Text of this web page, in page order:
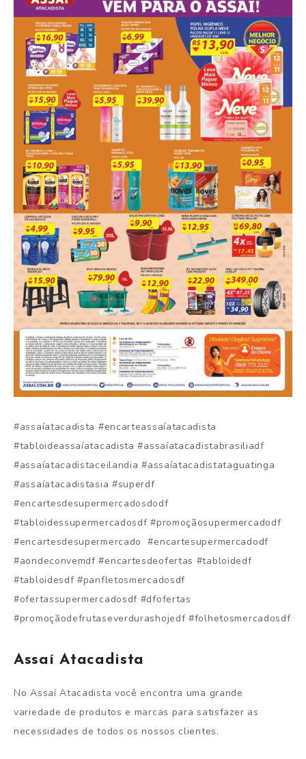
#assaíatacadista #encarteassaíatacadista
#tabloideassaíatacadista #assaíatacadistabrasiliadf
#assaíatacadistaceilandia #assaíatacadistataguatinga
#assaíatacadistasia #superdf
#encartesdesupermercadosdodf
#tabloidessupermercadosdf #promoçãosupermercadodf
#encartesdesupermercado #encartesupermercadodf
#aondeconvemdf #encartesdeofertas #tabloidedf
#tabloidesdf #panfletosmercadosdf
#ofertassupermercadosdf #dfofertas
#promoçãodefrutaseverdurashojedf #folhetosmercadosdf
Assaí Atacadista
No Assaí Atacadista você encontra uma grande
variedade de produtos e marcas para satisfazer as
necessidades de todos os nossos clientes.